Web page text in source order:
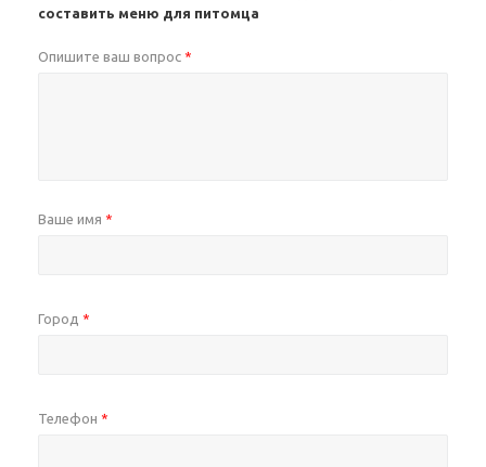
составить меню для питомца
Опишите ваш вопрос *
Ваше имя *
Город *
Телефон *